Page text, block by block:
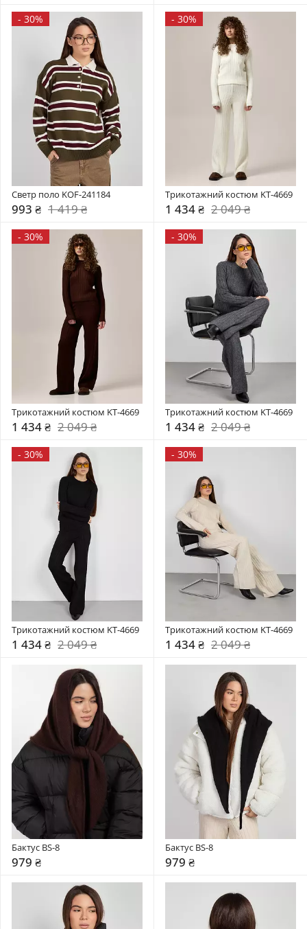
- 30%
Светр поло KOF-241184
993 ₴ 1 419 ₴
- 30%
Трикотажний костюм KT-4669
1 434 ₴ 2 049 ₴
- 30%
Трикотажний костюм KT-4669
1 434 ₴ 2 049 ₴
- 30%
Трикотажний костюм KT-4669
1 434 ₴ 2 049 ₴
- 30%
Трикотажний костюм KT-4669
1 434 ₴ 2 049 ₴
- 30%
Трикотажний костюм KT-4669
1 434 ₴ 2 049 ₴
Бактус BS-8
979 ₴
Бактус BS-8
979 ₴